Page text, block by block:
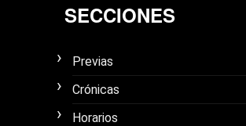
SECCIONES
Previas
Crónicas
Horarios